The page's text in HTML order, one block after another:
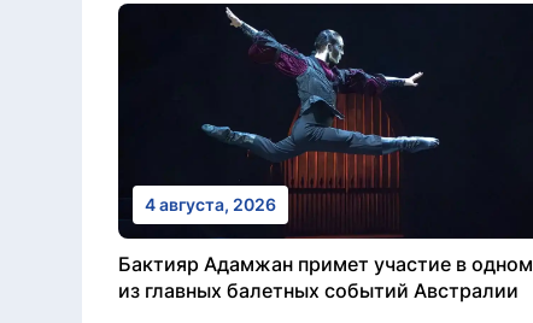
4 августа, 2026
Бактияр Адамжан примет участие в одном
из главных балетных событий Австралии